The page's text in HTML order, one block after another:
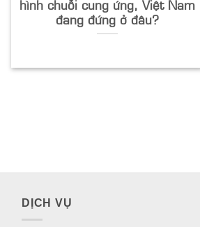
hình chuỗi cung ứng, Việt Nam
đang đứng ở đâu?
DỊCH VỤ